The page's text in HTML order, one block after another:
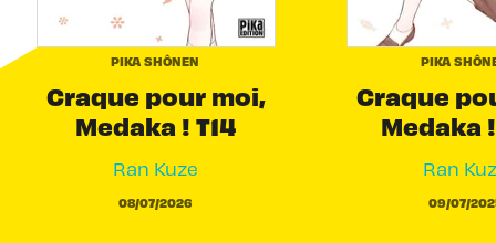
PIKA SHÔNEN
Craque pour moi,
Medaka ! T14
Ran Kuze
08/07/2026
PIKA
Craque
Medaka
Ran
09/07/